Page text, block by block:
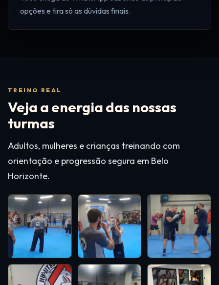
opções e tira só as dúvidas finais.
TREINO REAL
Veja a energia das nossas
turmas
Adultos, mulheres e crianças treinando com
orientação e progressão segura em Belo
Horizonte.